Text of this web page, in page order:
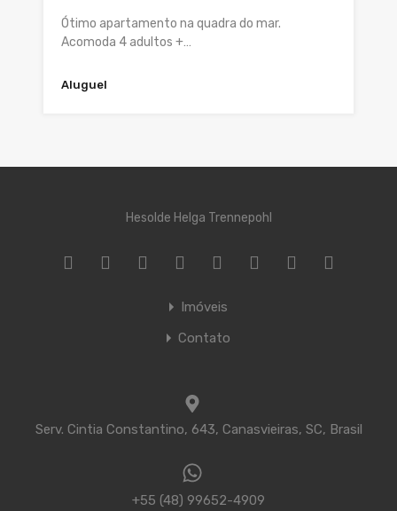
Ótimo apartamento na quadra do mar.
Acomoda 4 adultos +…
Aluguel
Hesolde Helga Trennepohl
Imóveis
Contato
Serv. Cintia Constantino, 643, Canasvieiras, SC, Brasil
+55 (48) 99652-4909